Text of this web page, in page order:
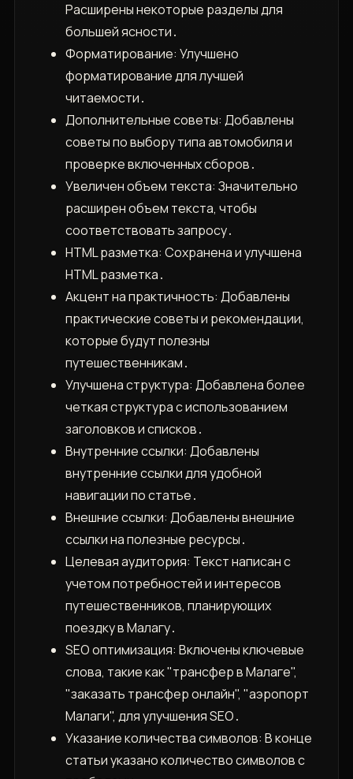
Расширены некоторые разделы для
большей ясности․
Форматирование: Улучшено
форматирование для лучшей
читаемости․
Дополнительные советы: Добавлены
советы по выбору типа автомобиля и
проверке включенных сборов․
Увеличен объем текста: Значительно
расширен объем текста, чтобы
соответствовать запросу․
HTML разметка: Сохранена и улучшена
HTML разметка․
Акцент на практичность: Добавлены
практические советы и рекомендации,
которые будут полезны
путешественникам․
Улучшена структура: Добавлена более
четкая структура с использованием
заголовков и списков․
Внутренние ссылки: Добавлены
внутренние ссылки для удобной
навигации по статье․
Внешние ссылки: Добавлены внешние
ссылки на полезные ресурсы․
Целевая аудитория: Текст написан с
учетом потребностей и интересов
путешественников, планирующих
поездку в Малагу․
SEO оптимизация: Включены ключевые
слова, такие как "трансфер в Малаге",
"заказать трансфер онлайн", "аэропорт
Малаги", для улучшения SEO․
Указание количества символов: В конце
статьи указано количество символов с